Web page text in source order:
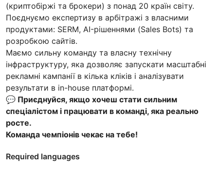
(криптобіржі та брокери) з понад 20 країн світу.
Поєднуємо експертизу в арбітражі з власними
продуктами: SERM, AI-рішеннями (Sales Bots) та
розробкою сайтів.
Маємо сильну команду та власну технічну
інфраструктуру, яка дозволяє запускати масштабні
рекламні кампанії в кілька кліків і аналізувати
результати в in-house платформі.
💬 Приєднуйся, якщо хочеш стати сильним
спеціалістом і працювати в команді, яка реально
росте.
Команда чемпіонів чекає на тебе!
Required languages